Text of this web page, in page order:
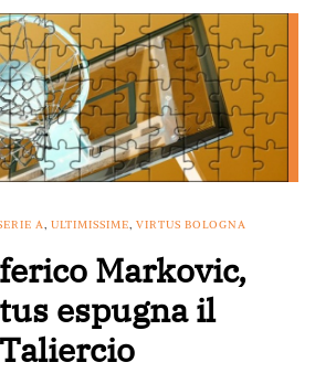
A, ULTIMISSIME, VIRTUS BOLOGNA
Markovic,
espugna il
Taliercio